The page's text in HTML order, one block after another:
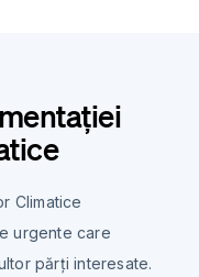
Climatice
urgente care
părți interesate.